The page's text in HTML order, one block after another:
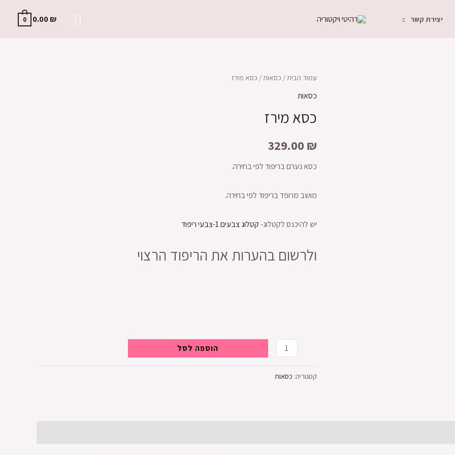
יצירת קשר 0.00₪
0
עמוד הבית/ כסאות/ כסא מירז
כסאות
כסא מירז
329.00 ₪
כסא נערם בריפוד לפי בחירה.
מושב מרופד בריפוד לפי בחירה.
יש להיכנס לקטלוג-קטלוג צבעים 1-צבעי ריפוד
ולרשום בהערות את הריפוד הרצוי
הוספה לסל
קטגוריה: כסאות